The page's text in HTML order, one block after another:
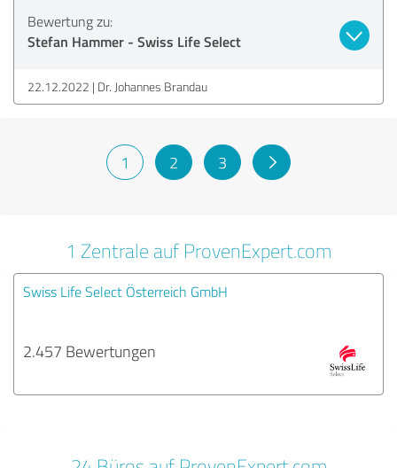
Bewertung zu:
Stefan Hammer - Swiss Life Select
22.12.2022 Dr. Johannes Brandau
1 2 3
1 Zentrale auf ProvenExpert.com
Swiss Life Select Österreich GmbH
2.457 Bewertungen